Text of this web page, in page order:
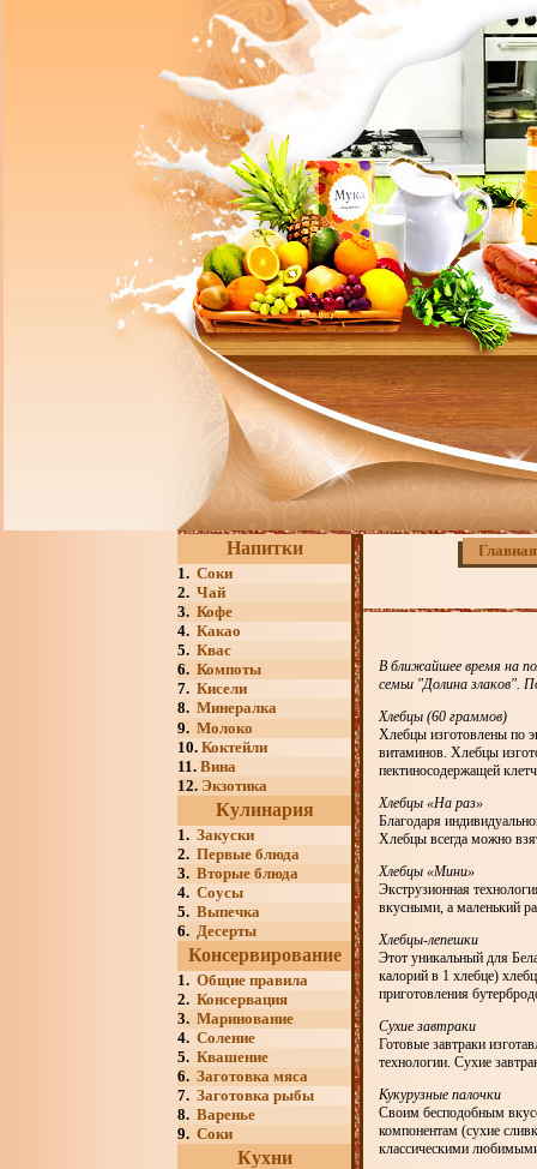
Напитки
1. Соки
2. Чай
3. Кофе
4. Какао
5. Квас
6. Компоты
7. Кисели
8. Минералка
9. Молоко
10. Коктейли
11. Вина
12. Экзотика
Кулинария
1. Закуски
2. Первые блюда
3. Вторые блюда
4. Соусы
5. Выпечка
6. Десерты
Консервирование
1. Общие правила
2. Консервация
3. Маринование
4. Соление
5. Квашение
6. Заготовка мяса
7. Заготовка рыбы
8. Варенье
9. Соки
Кухни
Главная
В ближайшее время на
семьи "Долина злаков".
Хлебцы (60 граммов)
Хлебцы изготовлены по
витаминов. Хлебцы
пектиносодержащей
Хлебцы «На раз»
Благодаря
Хлебцы всегда можно
Хлебцы «Мини»
Экструзионная
вкусными, а маленький
Хлебцы-лепешки
Этот уникальный для
калорий в 1 хлебце)
приготовления
Сухие завтраки
Готовые завтраки
технологии. Сухие
Кукурузные палочки
Своим бесподобным
компонентам (сухие
классическими